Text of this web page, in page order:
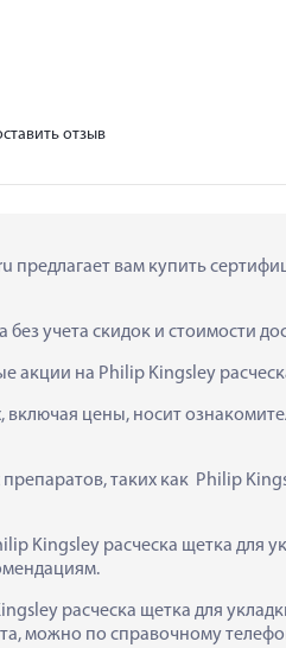
отзыв
предлагает вам купить
без учета скидок и стоимости
акции на Philip Kingsley
цены, носит
таких как  Philip
Kingsley расческа щетка для
расческа щетка для
можно по справочному